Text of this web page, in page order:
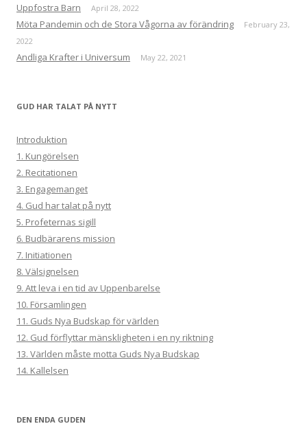
Uppfostra Barn April 28, 2022
Möta Pandemin och de Stora Vågorna av förändring
February 23,
2022
Andliga Krafter i Universum May 22, 2021
GUD HAR TALAT PÅ NYTT
Introduktion
1. Kungörelsen
2. Recitationen
3. Engagemanget
4. Gud har talat på nytt
5. Profeternas sigill
6. Budbärarens mission
7. Initiationen
8. Välsignelsen
9. Att leva i en tid av Uppenbarelse
10. Församlingen
11. Guds Nya Budskap för världen
12. Gud förflyttar mänskligheten i en ny riktning
13. Världen måste motta Guds Nya Budskap
14. Kallelsen
DEN ENDA GUDEN